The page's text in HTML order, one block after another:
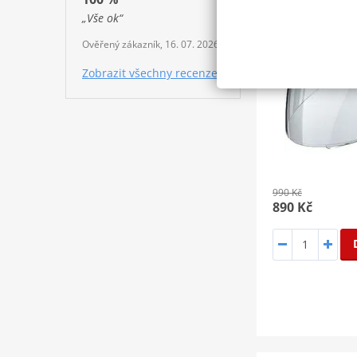
„Vše ok“
Ověřený zákazník, 16. 07. 2026
Zobrazit všechny recenze
990 Kč
890 Kč